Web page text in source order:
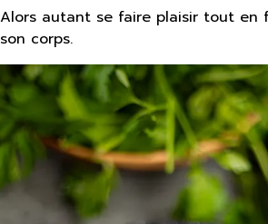
Alors autant se faire plaisir tout en
son corps.